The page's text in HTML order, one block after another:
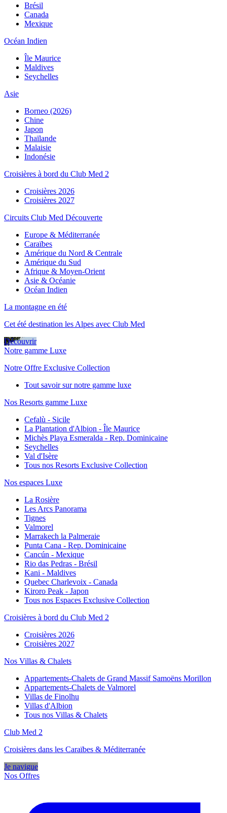
Brésil
Canada
Mexique
Océan Indien
Île Maurice
Maldives
Seychelles
Asie
Borneo (2026)
Chine
Japon
Thaïlande
Malaisie
Indonésie
Croisières à bord du Club Med 2
Croisières 2026
Croisières 2027
Circuits Club Med Découverte
Europe & Méditerranée
Caraïbes
Amérique du Nord & Centrale
Amérique du Sud
Afrique & Moyen-Orient
Asie & Océanie
Océan Indien
La montagne en été
Cet été destination les Alpes avec Club Med
Découvrir
Notre gamme Luxe
Notre Offre Exclusive Collection
Tout savoir sur notre gamme luxe
Nos Resorts gamme Luxe
Cefalù - Sicile
La Plantation d'Albion - Île Maurice
Michès Playa Esmeralda - Rep. Dominicaine
Seychelles
Val d'Isère
Tous nos Resorts Exclusive Collection
Nos espaces Luxe
La Rosière
Les Arcs Panorama
Tignes
Valmorel
Marrakech la Palmeraie
Punta Cana - Rep. Dominicaine
Cancún - Mexique
Rio das Pedras - Brésil
Kani - Maldives
Quebec Charlevoix - Canada
Kiroro Peak - Japon
Tous nos Espaces Exclusive Collection
Croisières à bord du Club Med 2
Croisières 2026
Croisières 2027
Nos Villas & Chalets
Appartements-Chalets de Grand Massif Samoëns Morillon
Appartements-Chalets de Valmorel
Villas de Finolhu
Villas d'Albion
Tous nos Villas & Chalets
Club Med 2
Croisières dans les Caraïbes & Méditerranée
Je navigue
Nos Offres